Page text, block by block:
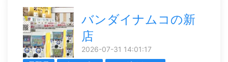
バンダイナムコの新
店
2026-07-31 14:01:17